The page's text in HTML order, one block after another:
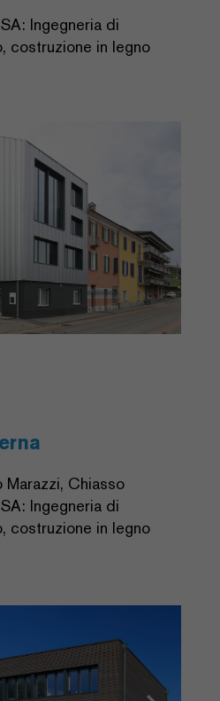
Ingegneria di
costruzione in legno
Chiasso
Ingegneria di
costruzione in legno